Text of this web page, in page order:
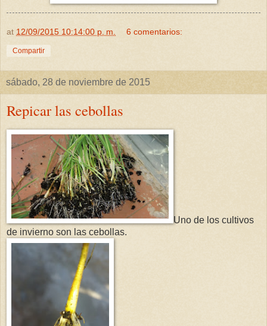
at 12/09/2015 10:14:00 p. m. 6 comentarios:
Compartir
sábado, 28 de noviembre de 2015
Repicar las cebollas
Uno de los cultivos
de invierno son las cebollas.